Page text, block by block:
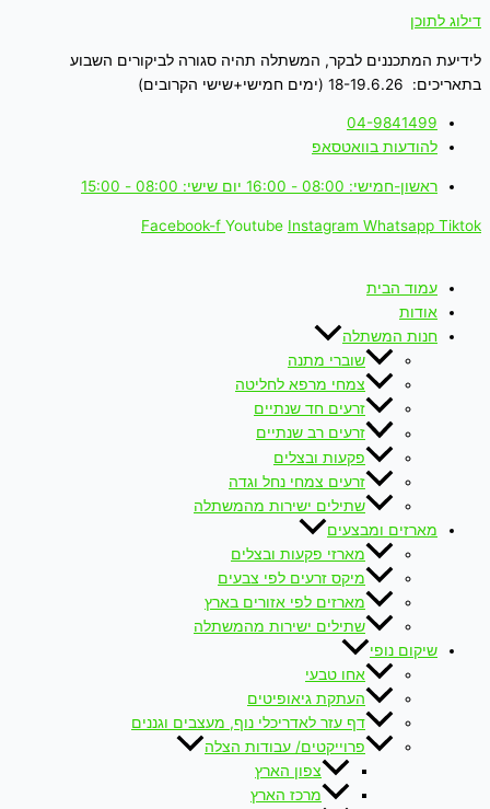
דילוג לתוכן
לידיעת המתכננים לבקר, המשתלה תהיה סגורה לביקורים השבוע
בתאריכים: 18-19.6.26 (ימים חמישי+שישי הקרובים)
04-9841499
להודעות בוואטסאפ
ראשון-חמישי: 08:00 - 16:00 יום שישי: 08:00 - 15:00
Facebook-f Youtube Instagram Whatsapp Tiktok
עמוד הבית
אודות
חנות המשתלה
שוברי מתנה
צמחי מרפא לחליטה
זרעים חד שנתיים
זרעים רב שנתיים
פקעות ובצלים
זרעים צמחי נחל וגדה
שתילים ישירות מהמשתלה
מארזים ומבצעים
מארזי פקעות ובצלים
מיקס זרעים לפי צבעים
מארזים לפי אזורים בארץ
שתילים ישירות מהמשתלה
שיקום נופי
אחו טבעי
העתקת גיאופיטים
דף עזר לאדריכלי נוף, מעצבים וגננים
פרוייקטים/ עבודות הצלה
צפון הארץ
מרכז הארץ